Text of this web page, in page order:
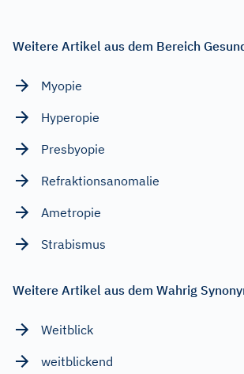
Weitere Artikel aus dem Bereich
Myopie
Hyperopie
Presbyopie
Refraktionsanomalie
Ametropie
Strabismus
Weitere Artikel aus dem Wahrig
Weitblick
weitblickend